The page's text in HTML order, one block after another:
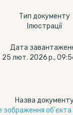
Тип документу
Ілюстрації
Дата
25 лют. 2026 р.,
Назва
зображення об'єкта